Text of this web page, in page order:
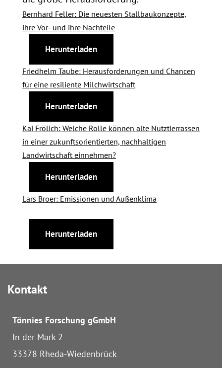
Bernhard Feller: Die neuesten Stallbaukonzepte,
ihre Vor- und ihre Nachteile
Herunterladen
Friedhelm Taube: Herausforderungen und Chancen
für eine resiliente Milchwirtschaft
Herunterladen
Kai Frölich: Welche Rolle können alte Nutztierrassen
in einer zukunftsorientierten, nachhaltigen
Landwirtschaft einnehmen?
Herunterladen
Lars Broer: Emissionen und Außenklima
Herunterladen
Kontakt
Tönnies Forschung gGmbH
In der Mark 2
33378 Rheda-Wiedenbrück